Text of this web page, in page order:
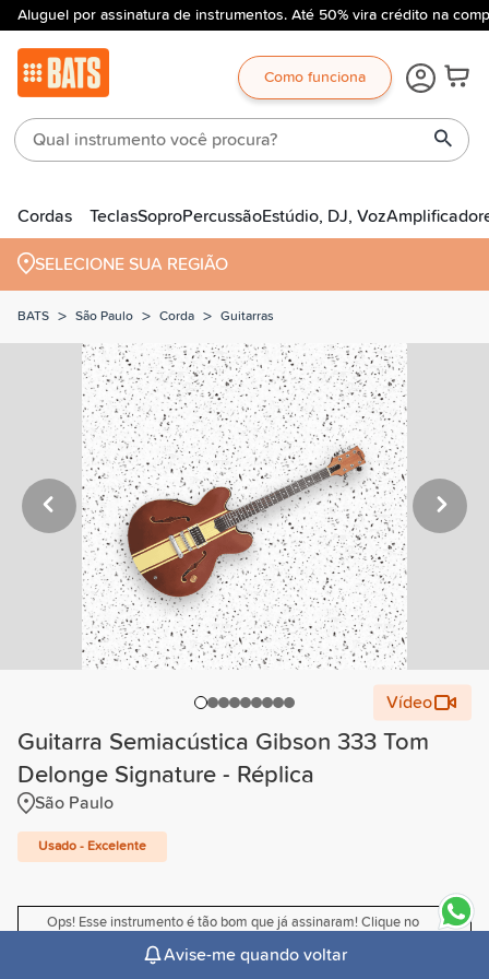
Aluguel por assinatura de instrumentos. Até 50% vira crédito na
Como funciona
Cordas TeclasSoproPercussãoEstúdio, DJ, Voz
SELECIONE SUA REGIÃO
BATS > São Paulo > Corda > Guitarras
Vídeo
Guitarra Semiacústica Gibson 333 Tom
Delonge Signature - Réplica
São Paulo
Usado - Excelente
Ops! Esse instrumento é tão bom que já assinaram! Clique no
Avise-me quando voltar